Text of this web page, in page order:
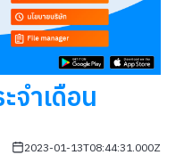
จำเดือน
2023-01-13T08:44:31.000Z